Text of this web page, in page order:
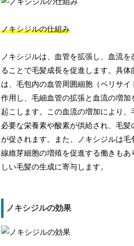
ノキシジルの仕組み
ノキシジルは、血管を拡張し、血流を
ることで毛髪成長を促進します。具体
は、毛包内の血管周囲細胞（ペリサイ
作用し、毛細血管の拡張と血流の増加
起こします。この血流の増加により、
必要な栄養素や酸素が供給され、毛髪
が促されます。また、ノキシジルは毛
線維芽細胞の増殖を促進する働きもあ
しい毛髪の生成に寄与します。
ノキシジルの効果